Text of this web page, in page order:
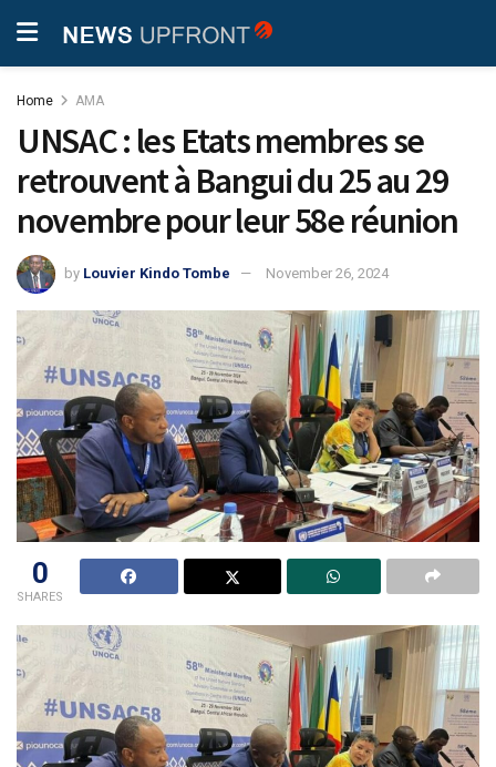
Home AMA
UNSAC : les Etats membres se
retrouvent à Bangui du 25 au 29
novembre pour leur 58e réunion
by Louvier Kindo Tombe November 26, 2024
0
SHARES